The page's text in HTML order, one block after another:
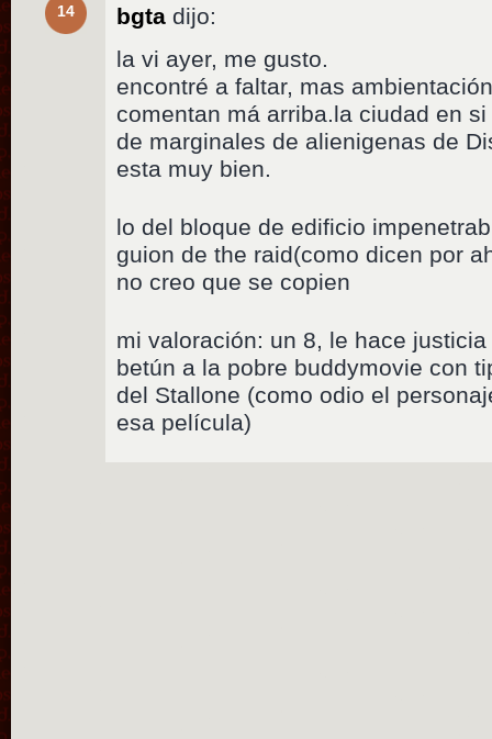
14 bgta dijo:
la vi ayer, me gusto.
encontré a faltar, mas
comentan má arriba.la ciudad en
de marginales de alienigenas de
esta muy bien.
lo del bloque de edificio
guion de the raid(como dicen por
no creo que se copien
mi valoración: un 8, le hace
betún a la pobre buddymovie con
del Stallone (como odio el
esa película)